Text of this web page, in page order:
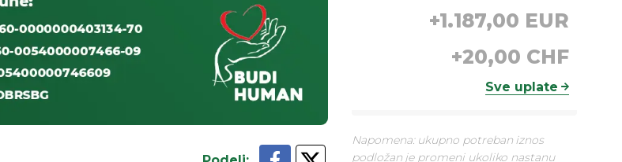
+1.187,00 EUR
+20,00 CHF
Sve uplate
Napomena: ukupno potreban iznos
podložan je promeni ukoliko nastanu